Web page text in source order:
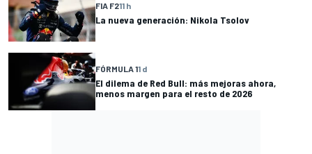
FIA F211 h
La nueva generación: Nikola Tsolov
FÓRMULA 11 d
El dilema de Red Bull: más mejoras ahora,
menos margen para el resto de 2026